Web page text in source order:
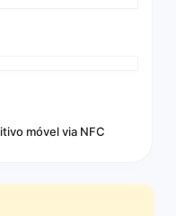
móvel via NFC